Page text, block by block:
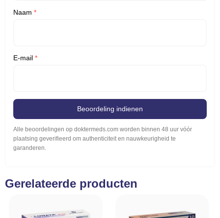
Naam *
E-mail *
Beoordeling indienen
Alle beoordelingen op doktermeds.com worden binnen 48 uur vóór
plaatsing geverifieerd om authenticiteit en nauwkeurigheid te
garanderen.
Gerelateerde producten